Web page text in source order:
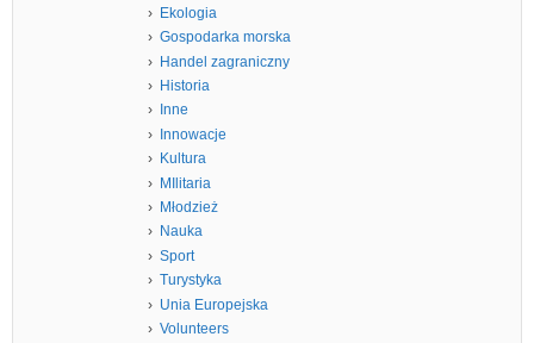
Ekologia
Gospodarka morska
Handel zagraniczny
Historia
Inne
Innowacje
Kultura
MIlitaria
Młodzież
Nauka
Sport
Turystyka
Unia Europejska
Volunteers